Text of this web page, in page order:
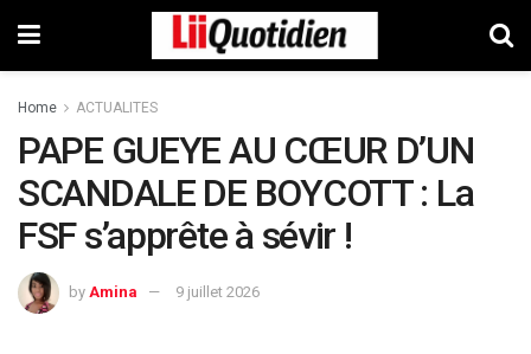
Home ACTUALITES
PAPE GUEYE AU CŒUR D’UN
SCANDALE DE BOYCOTT : La
FSF s’apprête à sévir !
by Amina 9 juillet 2026